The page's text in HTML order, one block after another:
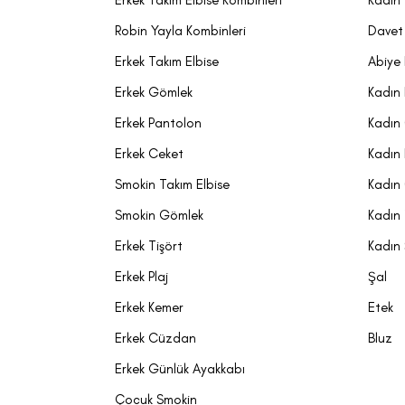
sweatshirtler
de
kumaşları
herkesin
büyük
Sarar
Robin Yayla Kombinleri
Erkek Takım Elbise
Erkek Gömlek
Erkek Pantolon
Erkek Ceket
Smokin Takım Elbise
Smokin Gömlek
Erkek Tişört
Erkek Plaj
Erkek Kemer
Erkek Cüzdan
Erkek Günlük Ayakkabı
Çocuk Smokin
Davet
Abiye
Şal
Etek
Bluz